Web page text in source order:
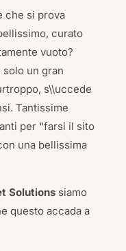
che si prova
curato
vuoto?
un gran
s\\uccede
Tantissime
per “farsi il sito
una bellissima
Solutionssiamo
questo accada a